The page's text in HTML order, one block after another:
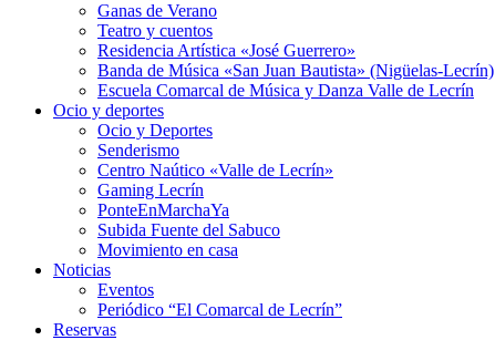
Ganas de Verano
Teatro y cuentos
Residencia Artística «José Guerrero»
Banda de Música «San Juan Bautista» (Nigüelas-Lecrín)
Escuela Comarcal de Música y Danza Valle de Lecrín
Ocio y deportes
Ocio y Deportes
Senderismo
Centro Naútico «Valle de Lecrín»
Gaming Lecrín
PonteEnMarchaYa
Subida Fuente del Sabuco
Movimiento en casa
Noticias
Eventos
Periódico “El Comarcal de Lecrín”
Reservas